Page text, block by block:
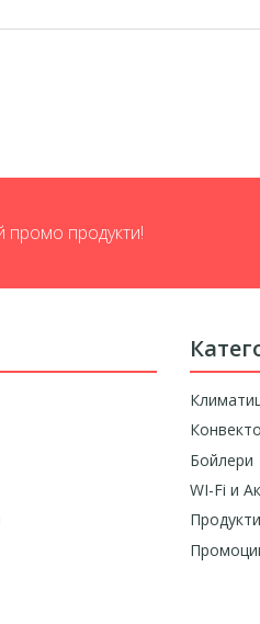
промо продукти!
Бойлери
WI-Fi и